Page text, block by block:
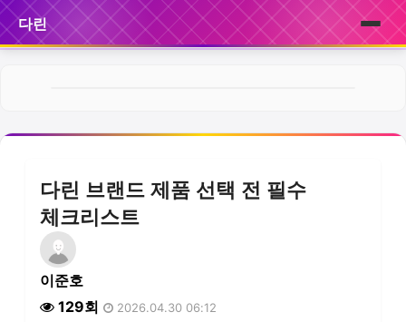
다린
서비스
후기
다린 브랜드 제품 선택 전 필수
체크리스트
이준호
129회
2026.04.30 06:12